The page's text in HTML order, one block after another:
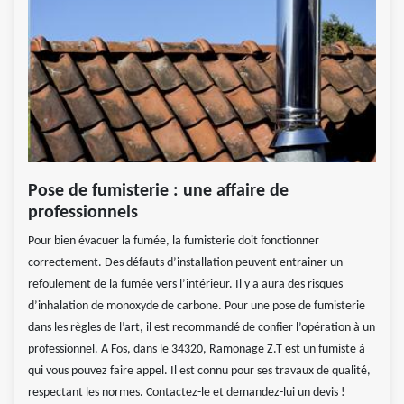
Pose de fumisterie : une affaire de
professionnels
Pour bien évacuer la fumée, la fumisterie doit fonctionner
correctement. Des défauts d’installation peuvent entrainer un
refoulement de la fumée vers l’intérieur. Il y a aura des risques
d’inhalation de monoxyde de carbone. Pour une pose de fumisterie
dans les règles de l’art, il est recommandé de confier l’opération à un
professionnel. A Fos, dans le 34320, Ramonage Z.T est un fumiste à
qui vous pouvez faire appel. Il est connu pour ses travaux de qualité,
respectant les normes. Contactez-le et demandez-lui un devis !